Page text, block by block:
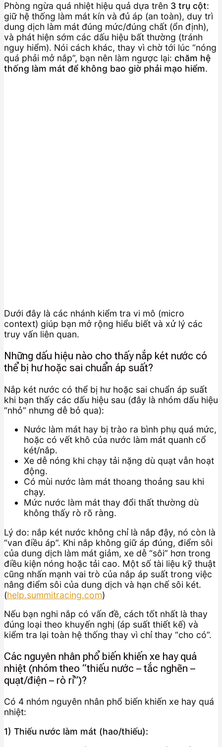
Phòng ngừa quá nhiệt hiệu quả dựa trên 3 trụ cột:
giữ hệ thống làm mát kín và đủ áp (an toàn), duy trì
dung dịch làm mát đúng mức/đúng chất (ổn định),
và phát hiện sớm các dấu hiệu bất thường (tránh
nguy hiểm). Nói cách khác, thay vì chờ tới lúc “nóng
quá phải mở nắp”, bạn nên làm ngược lại: chăm hệ
thống làm mát để không bao giờ phải mạo hiểm.
Dưới đây là các nhánh kiểm tra vi mô (micro
context) giúp bạn mở rộng hiểu biết và xử lý các
truy vấn liên quan.
Những dấu hiệu nào cho thấy nắp két nước có
thể bị hư hoặc sai chuẩn áp suất?
Nắp két nước có thể bị hư hoặc sai chuẩn áp suất
khi bạn thấy các dấu hiệu sau (đây là nhóm dấu hiệu
“nhỏ” nhưng dễ bỏ qua):
Nước làm mát hay bị trào ra bình phụ quá mức,
hoặc có vết khô của nước làm mát quanh cổ
két/nắp.
Xe dễ nóng khi chạy tải nặng dù quạt vẫn hoạt
động.
Có mùi nước làm mát thoang thoảng sau khi
chạy.
Mức nước làm mát thay đổi thất thường dù
không thấy rò rõ ràng.
Lý do: nắp két nước không chỉ là nắp đậy, nó còn là
“van điều áp”. Khi nắp không giữ áp đúng, điểm sôi
của dung dịch làm mát giảm, xe dễ “sôi” hơn trong
điều kiện nóng hoặc tải cao. Một số tài liệu kỹ thuật
cũng nhấn mạnh vai trò của nắp áp suất trong việc
nâng điểm sôi của dung dịch và hạn chế sôi két.
(help.summitracing.com)
Nếu bạn nghi nắp có vấn đề, cách tốt nhất là thay
đúng loại theo khuyến nghị (áp suất thiết kế) và
kiểm tra lại toàn hệ thống thay vì chỉ thay “cho có”.
Các nguyên nhân phổ biến khiến xe hay quá
nhiệt (nhóm theo “thiếu nước – tắc nghẽn –
quạt/điện – rò rỉ”)?
Có 4 nhóm nguyên nhân phổ biến khiến xe hay quá
nhiệt:
1) Thiếu nước làm mát (hao/thiếu):